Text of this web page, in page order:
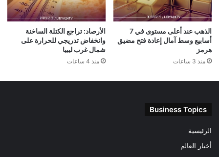
الذهب عند أعلى مستوى في 7
أسابيع وسط آمال إعادة فتح مضيق
هرمز
منذ 3 ساعات
الأرصاد: تراجع الكتلة الساخنة
وانخفاض تدريجي للحرارة على
شمال غرب ليبيا
منذ 4 ساعات
Business Topics
الرئيسية
أخبار العالم